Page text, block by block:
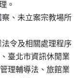
。
察、未立案宗教場所
法令及相關處理程序
、臺北市資訊休閒業
管理輔導法、旅館業